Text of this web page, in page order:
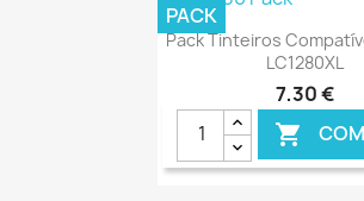
Ver+
Pack Tinteiros
LC1280XL
7,30 €

PACK